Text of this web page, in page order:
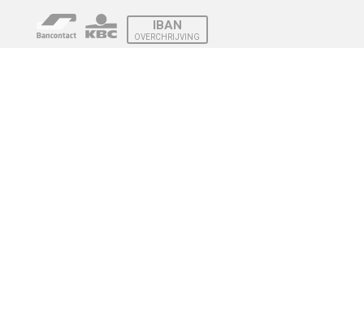
IBAN
OVERCHRIJVING